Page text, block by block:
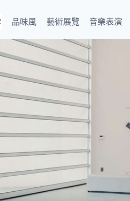
品味風 藝術展覽 音樂表演